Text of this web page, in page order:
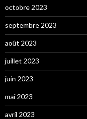
octobre 2023
septembre 2023
août 2023
juillet 2023
juin 2023
mai 2023
avril 2023